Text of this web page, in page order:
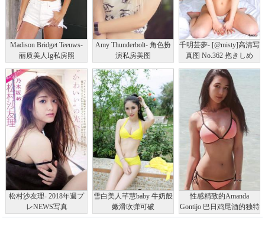
Madison Bridget Teeuws-
丽质美人Ig私房照
Amy Thunderbolt- 角色扮
演私房美图
千明芸夢- [@misty]高清写
真图 No.362 抱きしめ
松村沙友理- 2018年週プ
レNEWS写真
雪白美人芊慧baby 牛奶般
嫩滑吹弹可破
性感精致的Amanda
Gontijo 巴日鸡尾酒的独特
美